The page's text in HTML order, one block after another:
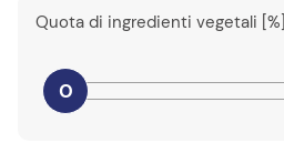
Quota di ingredienti vegetali [%]
0